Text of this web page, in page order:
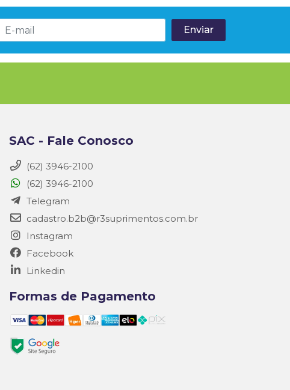
SAC - Fale Conosco
(62) 3946-2100
(62) 3946-2100
Telegram
cadastro.b2b@r3suprimentos.com.br
Instagram
Facebook
Linkedin
Formas de Pagamento